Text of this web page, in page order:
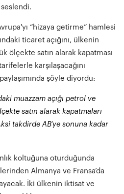
“hizaya getirme” hamlesi
ticaret açığını, ülkenin
ölçekte satın alarak kapatması
karşılaşacağını
şöyle diyordu:
muazzam açığı petrol ve
satın alarak kapatmaları
takdirde AB'ye sonuna kadar
koltuğuna oturduğunda
Almanya ve Fransa’da
İki ülkenin iktisat ve